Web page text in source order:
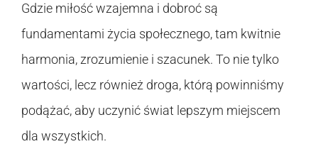
Gdzie miłość wzajemna i dobroć są
fundamentami życia społecznego, tam kwitnie
harmonia, zrozumienie i szacunek. To nie tylko
wartości, lecz również droga, którą powinniśmy
podążać, aby uczynić świat lepszym miejscem
dla wszystkich.